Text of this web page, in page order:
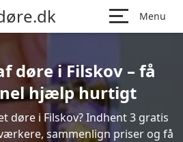
Menu
døre i Filskov – få
hjælp hurtigt
døre i Filskov? Indhent 3 gratis
sammenlign priser og få